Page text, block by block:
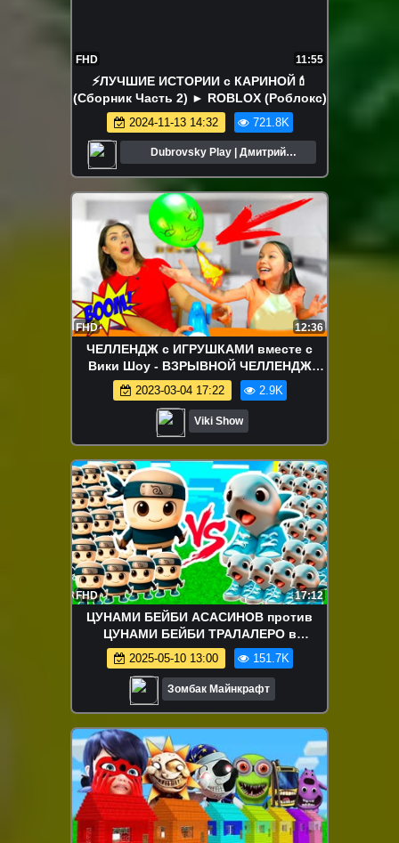
FHD 11:55
⚡️ЛУЧШИЕ ИСТОРИИ с КАРИНОЙ💄
(Сборник Часть 2) ► ROBLOX (Роблокс)
2024-11-13 14:32 721.8K
Dubrovsky Play | Дмитрий
FHD 12:36
ЧЕЛЛЕНДЖ с ИГРУШКАМИ вместе с
Вики Шоу - ВЗРЫВНОЙ ЧЕЛЛЕНДЖ
Запусти ГОЛОВУ Buddy's Balloon
Launch Game Challenge Игра Для Детей
/ Вики Шоу
2023-03-04 17:22 2.9K
Viki Show
FHD 17:12
ЦУНАМИ БЕЙБИ АСАСИНОВ против
ЦУНАМИ БЕЙБИ ТРАЛАЛЕРО в
МАЙНКРАФТ
2025-05-10 13:00 151.7K
Зомбак Майнкрафт